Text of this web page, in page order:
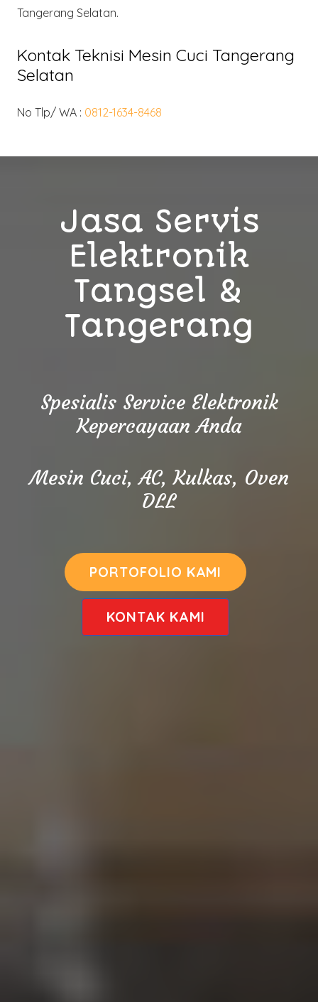
Tangerang Selatan.
Kontak Teknisi Mesin Cuci Tangerang
Selatan
No Tlp/ WA : 0812-1634-8468
Jasa Servis
Elektronik
Tangsel &
Tangerang
Spesialis Service Elektronik
Kepercayaan Anda
Mesin Cuci, AC, Kulkas, Oven
DLL
PORTOFOLIO KAMI
KONTAK KAMI